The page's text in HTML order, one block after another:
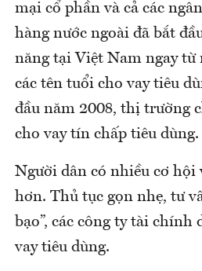
mại cổ phần và cả các
hàng nước ngoài đã bắt
năng tại Việt Nam ngay từ
các tên tuổi cho vay tiêu
đầu năm 2008, thị trường
cho vay tín chấp tiêu dùng.
Người dân có nhiều cơ hội
hơn. Thủ tục gọn nhẹ, tư
bạo”, các công ty tài
vay tiêu dùng.